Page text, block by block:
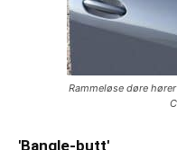
Rammeløse døre
'Bangle-butt'